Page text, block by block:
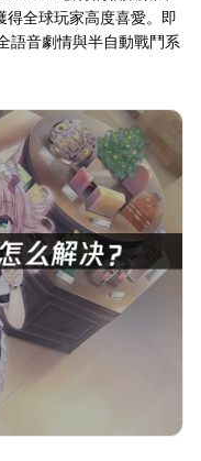
得全球玩家高度喜愛。即
語音劇情與半自動戰鬥系